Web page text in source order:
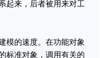
起来，后者被用来对工
模的速度。在功能对象
标准对象，调用有关的